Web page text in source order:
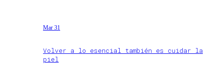
Mar 31
Volver a lo esencial también es cuidar la
piel